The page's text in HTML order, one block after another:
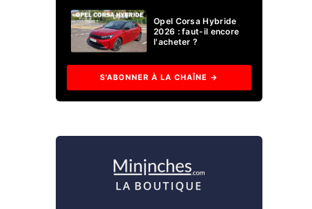
Opel Corsa Hybride
2026 : faut-il encore
l'acheter ?
S'ABONNER À LA CHAÎNE →